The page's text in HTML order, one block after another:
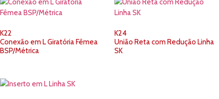
K22
Conexão em L Giratória Fêmea
BSP/Métrica
K24
União Reta com Redução Linha
SK